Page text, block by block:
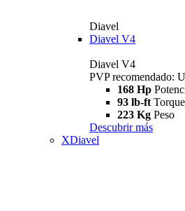
Diavel
Diavel V4
Diavel V4
PVP recomendado:
168 Hp
93 lb-ft Torque
223 Kg Peso
Descubrir más
XDiavel